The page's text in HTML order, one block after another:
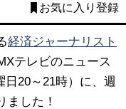
お気に入り登録
経済ジャーナリスト
テレビのニュース
日20～21時）に、週
ました！